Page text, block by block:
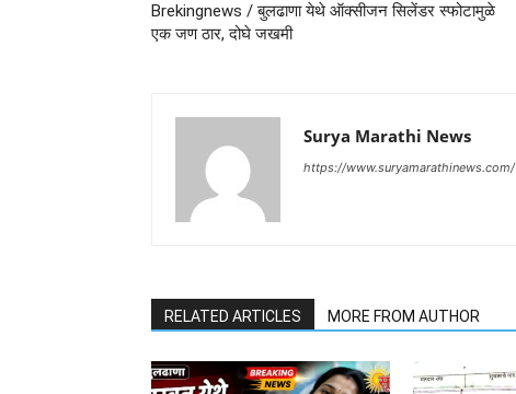
Brekingnews / बुलढाणा येथे ऑक्सीजन सिलेंडर स्फोटामुळे
एक जण ठार, दोघे जखमी
Surya Marathi News
https://www.suryamarathinews.com/
RELATED ARTICLES MORE FROM AUTHOR